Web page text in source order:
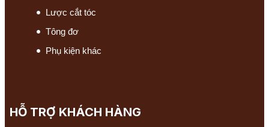
Lược cắt tóc
Tông đơ
Phụ kiện khác
HỖ TRỢ KHÁCH HÀNG